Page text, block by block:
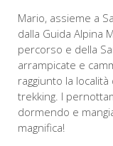
Mario, assieme a
dalla Guida Alpina
percorso e della
arrampicate e
raggiunto la
trekking. I
dormendo e
magnifica!